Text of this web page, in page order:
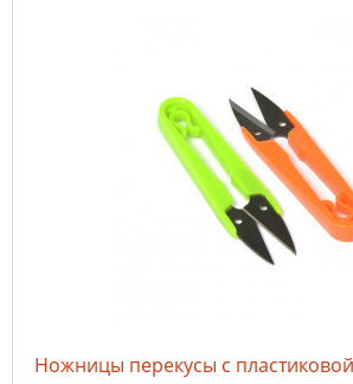
Ножницы перекусы с